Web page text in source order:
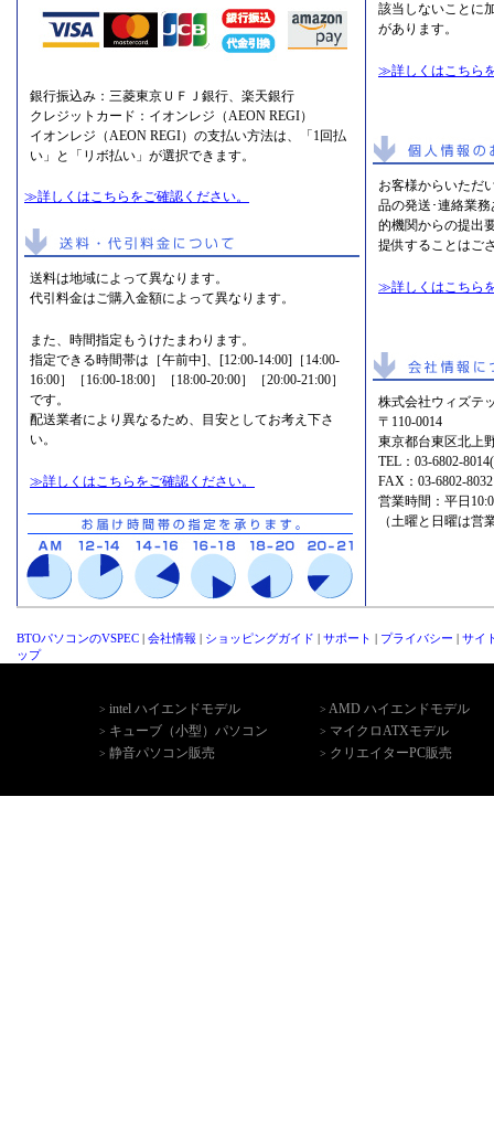
銀行振込み：三菱東京ＵＦＪ銀行、楽天銀行
クレジットカード：イオンレジ（AEON REGI）
イオンレジ（AEON REGI）の支払い方法は、「1回払
い」と「リボ払い」が選択できます。
≫詳しくはこちらをご確認ください。
送料は地域によって異なります。
代引料金はご購入金額によって異なります。
また、時間指定もうけたまわります。
指定できる時間帯は［午前中]、[12:00-14:00]［14:00-
16:00］［16:00-18:00］［18:00-20:00］［20:00-21:00］
です。
配送業者により異なるため、目安としてお考え下さ
い。
≫詳しくはこちらをご確認ください。
該当しないことに
があります。
≫詳しくはこちら
お客様からいただ
品の発送･連絡業
的機関からの提出
提供することはご
≫詳しくはこちら
株式会社ウィズテ
〒110-0014
東京都台東区北上
TEL： 03-6802-
FAX：03-6802-8032
営業時間：平日
（土曜と日曜は営
BTOパソコンのVSPEC | 会社情報 | ショッピングガイド | サポート | プライバシー | サイ
ップ
> intel ハイエンドモデル > AMD ハイエンドモデル
> キューブ（小型）パソコン > マイクロATXモデル
> 静音パソコン販売 > クリエイターPC販売